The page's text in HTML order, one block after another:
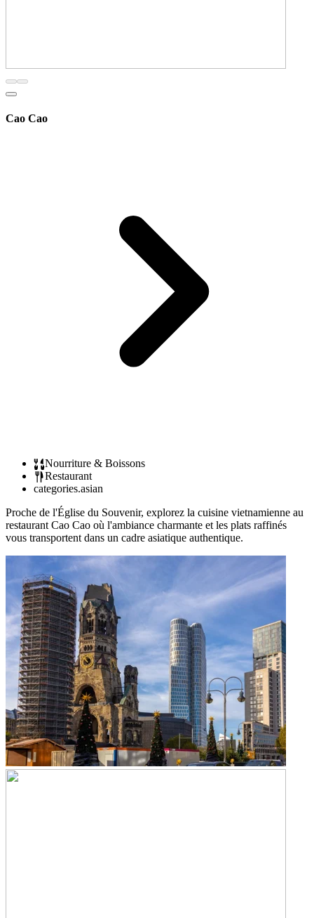
Cao Cao
Nourriture & Boissons
Restaurant
categories.asian
Proche de l'Église du Souvenir, explorez la cuisine vietnamienne au
restaurant Cao Cao où l'ambiance charmante et les plats raffinés
vous transportent dans un cadre asiatique authentique.